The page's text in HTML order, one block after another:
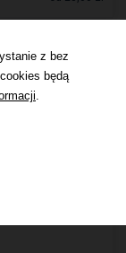
z bez
będą